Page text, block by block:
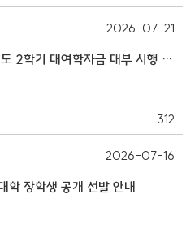
[공무원연금공단] 2026학년도 2학기 대여학자금 대부 시행 안내
312
2026-07-21
장학생 공개 선발 안내
2026-07-16